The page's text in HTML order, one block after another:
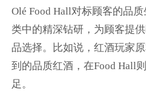
Olé Food Hall对标顾客的品
类中的精深钻研，为顾客提
品选择。比如说，红酒玩家
到的品质红酒，在Food Hall
足。